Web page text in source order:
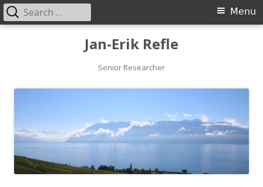
Jan-Erik Refle
Senior Researcher
Primary
Menu
Search
for: